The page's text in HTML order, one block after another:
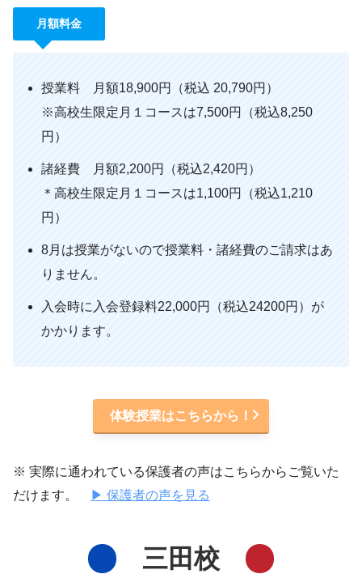
月額料金
授業料 月額18,900円（税込 20,790円）
※高校生限定月１コースは7,500円（税込8,250
円）
諸経費 月額2,200円（税込2,420円）
＊高校生限定月１コースは1,100円（税込1,210
円）
8月は授業がないので授業料・諸経費のご請求はあ
りません。
入会時に入会登録料22,000円（税込24200円）が
かかります。
体験授業はこちらから！
※ 実際に通われている保護者の声はこちらからご覧いた
だけます。
▶ 保護者の声を見る
三田校